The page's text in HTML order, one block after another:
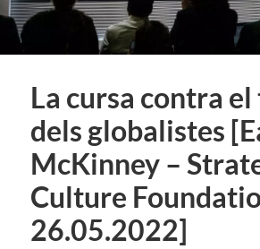
La cursa contra
dels globalistes
McKinney –
Culture
26.05.2022]